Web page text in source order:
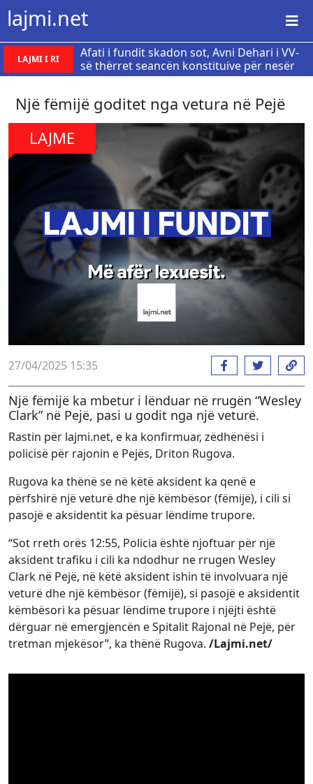
lajmi.net
LAJMI I RI
Afati i fundit skadon sot, Avni Dehari i VV-
së thërret seancën konstituive për nesër
Një fëmijë goditet nga vetura në Pejë
LAJME
27/04/2025 15:35
Një fëmijë ka mbetur i lënduar në rrugën “Wesley
Clark” në Pejë, pasi u godit nga një veturë.
Rastin për lajmi.net, e ka konfirmuar, zëdhënësi i
policisë për rajonin e Pejës, Driton Rugova.
Rugova ka thënë se në këtë aksident ka qenë e
përfshirë një veturë dhe një këmbësor (fëmijë), i cili si
pasojë e aksidentit ka pësuar lëndime trupore.
“Sot rreth orës 12:55, Policia është njoftuar për një
aksident trafiku i cili ka ndodhur ne rrugen Wesley
Clark në Pejë, në këtë aksident ishin të involvuara një
veturë dhe një këmbësor (fëmijë), si pasojë e aksidentit
këmbësori ka pësuar lëndime trupore i njëjti është
dërguar në emergjencën e Spitalit Rajonal në Pejë, për
tretman mjekësor”, ka thënë Rugova. /Lajmi.net/